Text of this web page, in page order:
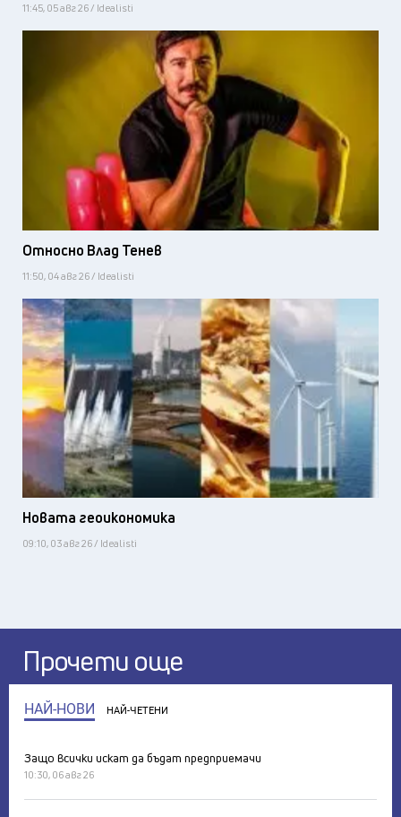
11:45, 05 авг 26 / Idealisti
Относно Влад Тенев
11:50, 04 авг 26 / Idealisti
Новата геоикономика
09:10, 03 авг 26 / Idealisti
Прочети още
НАЙ-НОВИ НАЙ-ЧЕТЕНИ
Защо всички искат да бъдат предприемачи
10:30, 06 авг 26